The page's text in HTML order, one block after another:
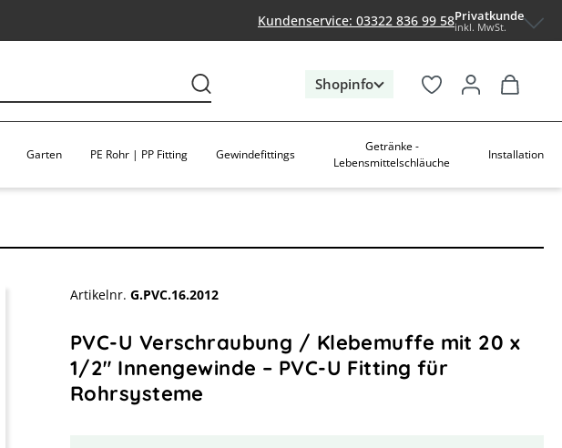
Kundenservice: 03322 836 99 58Privatkunde
inkl. MwSt.
Shopinfo
Garten PE Rohr | PP Fitting Gewindefittings
Getränke -
Lebensmittelschläuche
Installation
Artikelnr. G.PVC.16.2012
PVC-U Verschraubung / Klebemuffe mit 20 x
1/2" Innengewinde – PVC-U Fitting für
Rohrsysteme